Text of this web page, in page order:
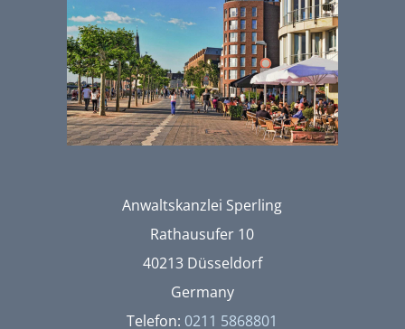
Anwaltskanzlei Sperling
Rathausufer 10
40213 Düsseldorf
Germany
Telefon: 0211 5868801